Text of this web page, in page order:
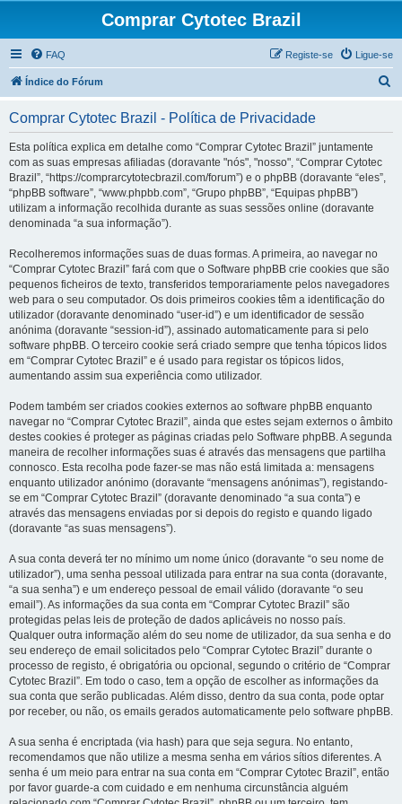
Comprar Cytotec Brazil
FAQ Ligue-se
Registe-se
Índice do Fórum
Comprar Cytotec Brazil - Política de Privacidade
Esta política explica em detalhe como “Comprar Cytotec Brazil” juntamente
com as suas empresas afiliadas (doravante "nós", "nosso", “Comprar Cytotec
Brazil”, “https://comprarcytotecbrazil.com/forum”) e o phpBB (doravante “eles”,
“phpBB software”, “www.phpbb.com”, “Grupo phpBB”, “Equipas phpBB”)
utilizam a informação recolhida durante as suas sessões online (doravante
denominada “a sua informação”).
Recolheremos informações suas de duas formas. A primeira, ao navegar no
“Comprar Cytotec Brazil” fará com que o Software phpBB crie cookies que são
pequenos ficheiros de texto, transferidos temporariamente pelos navegadores
web para o seu computador. Os dois primeiros cookies têm a identificação do
utilizador (doravante denominado “user-id”) e um identificador de sessão
anónima (doravante “session-id”), assinado automaticamente para si pelo
software phpBB. O terceiro cookie será criado sempre que tenha tópicos lidos
em “Comprar Cytotec Brazil” e é usado para registar os tópicos lidos,
aumentando assim sua experiência como utilizador.
Podem também ser criados cookies externos ao software phpBB enquanto
navegar no “Comprar Cytotec Brazil”, ainda que estes sejam externos o âmbito
destes cookies é proteger as páginas criadas pelo Software phpBB. A segunda
maneira de recolher informações suas é através das mensagens que partilha
connosco. Esta recolha pode fazer-se mas não está limitada a: mensagens
enquanto utilizador anónimo (doravante “mensagens anónimas”), registando-
se em “Comprar Cytotec Brazil” (doravante denominado “a sua conta”) e
através das mensagens enviadas por si depois do registo e quando ligado
(doravante “as suas mensagens”).
A sua conta deverá ter no mínimo um nome único (doravante “o seu nome de
utilizador”), uma senha pessoal utilizada para entrar na sua conta (doravante,
“a sua senha”) e um endereço pessoal de email válido (doravante “o seu
email”). As informações da sua conta em “Comprar Cytotec Brazil” são
protegidas pelas leis de proteção de dados aplicáveis no nosso país.
Qualquer outra informação além do seu nome de utilizador, da sua senha e do
seu endereço de email solicitados pelo “Comprar Cytotec Brazil” durante o
processo de registo, é obrigatória ou opcional, segundo o critério de “Comprar
Cytotec Brazil”. Em todo o caso, tem a opção de escolher as informações da
sua conta que serão publicadas. Além disso, dentro da sua conta, pode optar
por receber, ou não, os emails gerados automaticamente pelo software phpBB.
A sua senha é encriptada (via hash) para que seja segura. No entanto,
recomendamos que não utilize a mesma senha em vários sítios diferentes. A
senha é um meio para entrar na sua conta em “Comprar Cytotec Brazil”, então
por favor guarde-a com cuidado e em nenhuma circunstância alguém